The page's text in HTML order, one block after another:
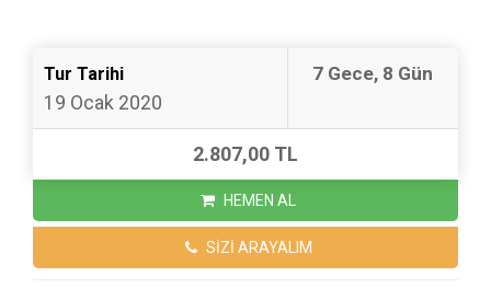
Tur Tarihi
19 Ocak 2020
7 Gece, 8 Gün
2.807,00 TL
HEMEN AL
SİZİ ARAYALIM